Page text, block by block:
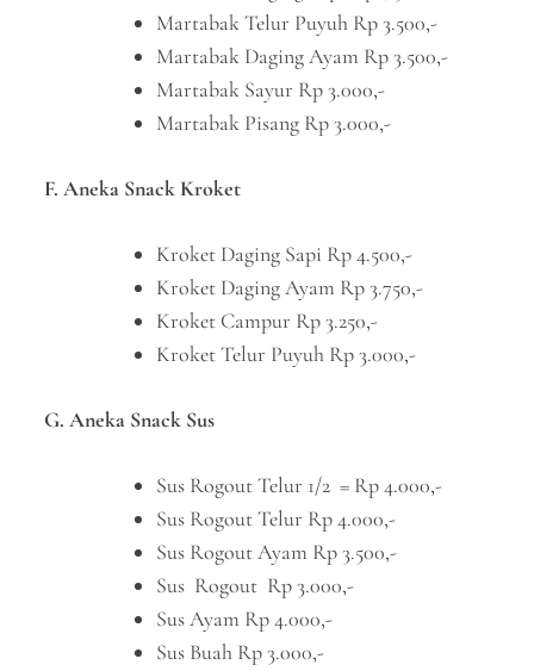
Martabak Telur Puyuh Rp 3.500,-
Martabak Daging Ayam Rp 3.500,-
Martabak Sayur Rp 3.000,-
Martabak Pisang Rp 3.000,-
F. Aneka Snack Kroket
Kroket Daging Sapi Rp 4.500,-
Kroket Daging Ayam Rp 3.750,-
Kroket Campur Rp 3.250,-
Kroket Telur Puyuh Rp 3.000,-
G. Aneka Snack Sus
Sus Rogout Telur 1/2 = Rp 4.000,-
Sus Rogout Telur Rp 4.000,-
Sus Rogout Ayam Rp 3.500,-
Sus Rogout Rp 3.000,-
Sus Ayam Rp 4.000,-
Sus Buah Rp 3.000,-